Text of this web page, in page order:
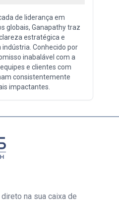
de liderança em
globais, Ganapathy traz
estratégica e
Conhecido por
inabalável com a
e clientes com
consistentemente
impactantes.
na sua caixa de